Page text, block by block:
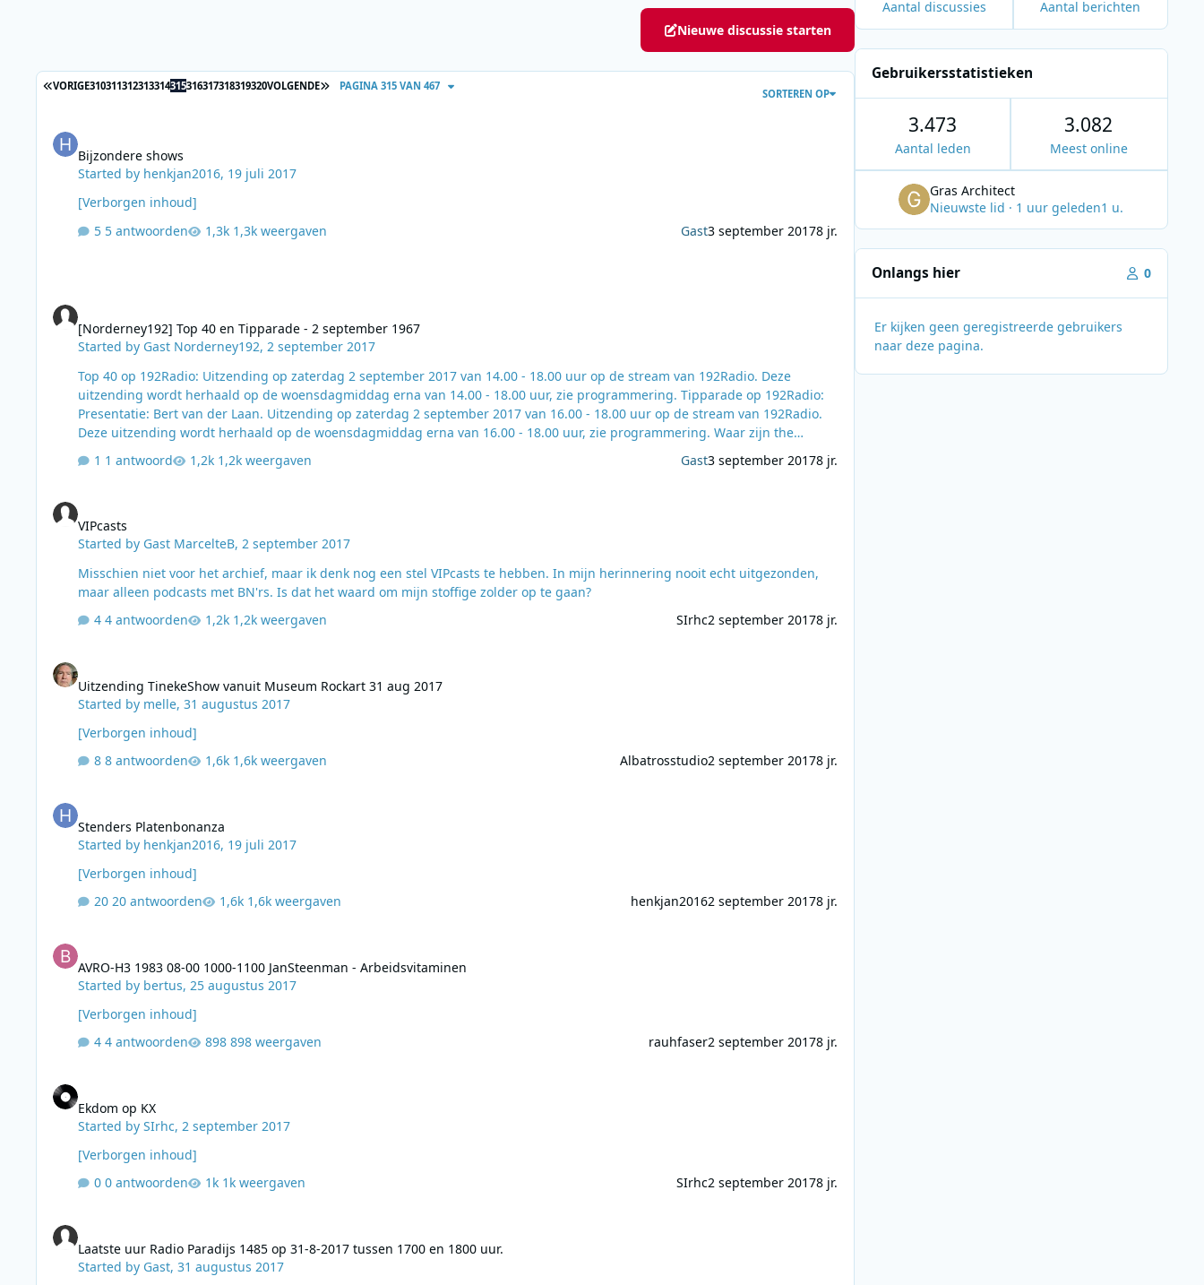
Nieuwe discussie starten
EERSTE PAGINA
VORIGE310311312313314315316317318319320VOLGENDE LAATSTE PAGINA
PAGINA 315 VAN 467
SORTEREN OP
Bijzondere shows
Started by henkjan2016, 19 juli 2017
[Verborgen inhoud]
5 antwoorden
1,3k weergaven Gast3 september 20178 jr.
[Norderney192] Top 40 en Tipparade - 2 september 1967
Started by Gast Norderney192,2 september 2017
Top 40 op 192Radio: Uitzending op zaterdag 2 september 2017 van 14.00 - 18.00 uur op de stream van 192Radio. Deze
uitzending wordt herhaald op de woensdagmiddag erna van 14.00 - 18.00 uur, zie programmering. Tipparade op 192Radio: ​​
Presentatie: Bert van der Laan. Uitzending op zaterdag 2 september 2017 van 16.00 - 18.00 uur op de stream van 192Radio.
Deze uitzending wordt herhaald op de woensdagmiddag erna van 16.00 - 18.00 uur, zie programmering. Waar zijn the
de bovenste 50. Bijzonder aan deze (dubbele A-kant) single is …
1 antwoord 1,2k weergaven Gast3 september 20178 jr.
VIPcasts
Started by Gast MarcelteB,2 september 2017
Misschien niet voor het archief, maar ik denk nog een stel VIPcasts te hebben. In mijn herinnering nooit echt uitgezonden,
maar alleen podcasts met BN'rs. Is dat het waard om mijn stoffige zolder op te gaan?
4 antwoorden
1,2k weergaven SIrhc2 september 20178 jr.
Uitzending TinekeShow vanuit Museum Rockart 31 aug 2017
Started by melle,31 augustus 2017
[Verborgen inhoud]
8 antwoorden
1,6k weergaven Albatrosstudio2 september 20178 jr.
Stenders Platenbonanza
Started by henkjan2016, 19 juli 2017
[Verborgen inhoud]
20 antwoorden
1,6k weergaven henkjan20162 september 20178 jr.
AVRO-H3 1983 08-00 1000-1100 JanSteenman - Arbeidsvitaminen
Started by bertus, 25 augustus 2017
[Verborgen inhoud]
4 antwoorden
898 weergaven rauhfaser2 september 20178 jr.
Ekdom op KX
Started bySIrhc, 2 september 2017
[Verborgen inhoud]
0 antwoorden
1k weergaven SIrhc2 september 20178 jr.
Laatste uur Radio Paradijs 1485 op 31-8-2017 tussen 1700 en 1800 uur.
Started by Gast,31 augustus 2017
Aantal discussies Aantal berichten
Gebruikersstatistieken
3.473
Aantal leden
3.082
Meest online
Gras Architect
Nieuwste lid · 1 uur geleden1 u.
Onlangs hier 0
Er kijken geen geregistreerde gebruikers
naar deze pagina.